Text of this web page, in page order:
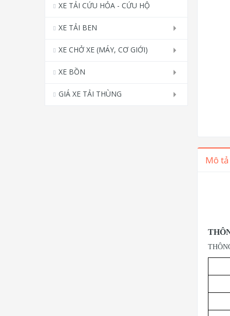
XE TẢI CỨU HỎA - CỨU HỘ
XE TẢI BEN
XE CHỞ XE (MÁY, CƠ GIỚI)
XE BỒN
GIÁ XE TẢI THÙNG
Mô tả